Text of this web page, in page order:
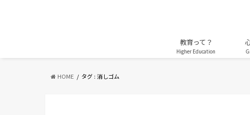
教育って？
Higher Education
HOME タグ : 消しゴム